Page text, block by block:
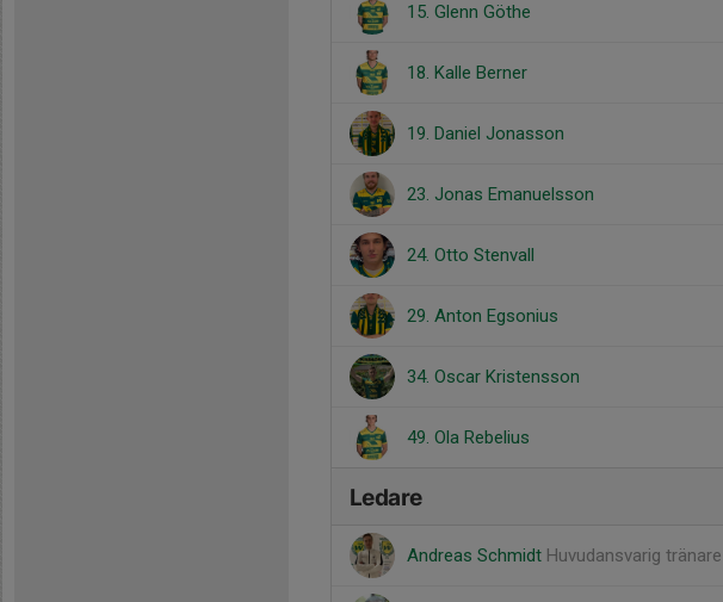
15. Glenn Göthe
18. Kalle Berner
19. Daniel Jonasson
23. Jonas Emanuelsson
24. Otto Stenvall
29. Anton Egsonius
34. Oscar Kristensson
49. Ola Rebelius
Ledare
Andreas Schmidt Huvudansvarig tränare